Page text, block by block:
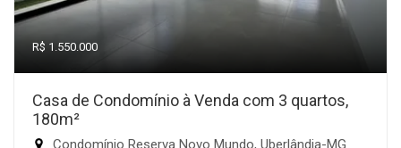
R$ 1.550.000
Casa de Condomínio à Venda com 3 quartos,
180m²
Condomínio Reserva Novo Mundo, Uberlândia-MG